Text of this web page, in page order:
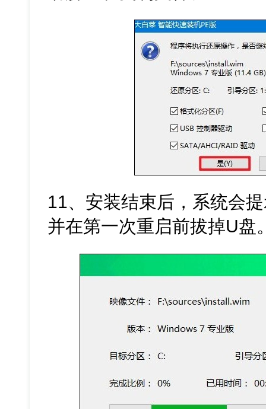
11、安装结束后，系统会
并在第一次重启前拔掉U盘